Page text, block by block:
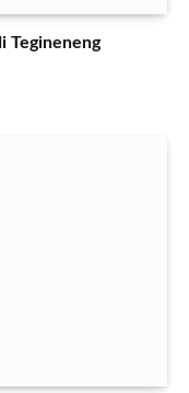
Tegineneng